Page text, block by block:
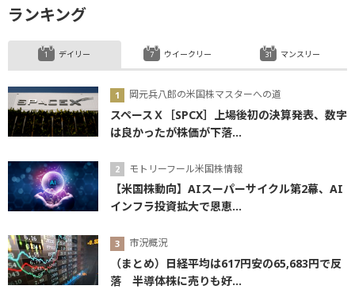
ランキング
デイリー
岡元兵八郎の米国株マスターへの道
スペースＸ［SPCX］上場後初の決算発表、数字
は良かったが株価が下落...
モトリーフール米国株情報
【米国株動向】AIスーパーサイクル第2幕、AI
インフラ投資拡大で恩恵...
市況概況
（まとめ）日経平均は617円安の65,683円で反
落 半導体株に売りも好...
ウイークリー マンスリー